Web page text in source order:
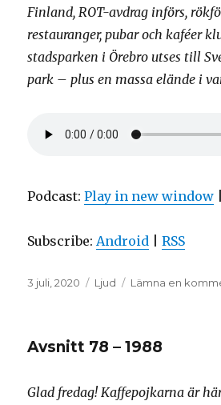
Finland, ROT-avdrag införs,
restauranger, pubar och kaféer
stadsparken i Örebro utses till
park – plus en massa elände i
Podcast:Play in new window
Subscribe: Android |RSS
Postat
3 juli, 2020 Format
Ljud Lämna en
Avsnitt 78 – 1988
Glad fredag! Kaffepojkarna är